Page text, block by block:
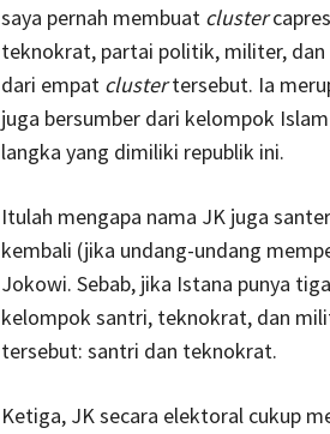
saya pernah membuat cluster
teknokrat, partai politik, militer,
dari empat clustertersebut. Ia
juga bersumber dari kelompok
langka yang dimiliki republik ini.
Itulah mengapa nama JK juga
kembali (jika undang-undang
Jokowi. Sebab, jika Istana punya tiga
kelompok santri, teknokrat, dan
tersebut: santri dan teknokrat.
Ketiga, JK secara elektoral cukup